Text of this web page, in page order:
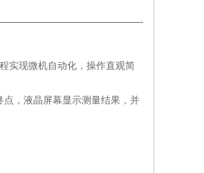
实现微机自动化，操作直观简
，液晶屏幕显示测量结果，并